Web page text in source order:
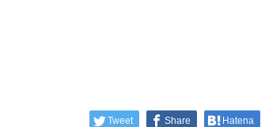
Tweet Share Hatena